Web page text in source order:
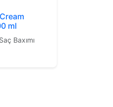
ml
Baxımı